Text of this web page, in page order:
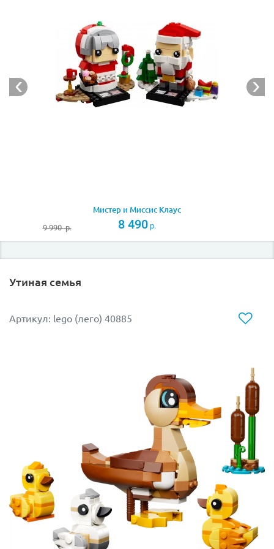
подарок и изысканный способ пожелать поклоннику
кубиков Лего удачи в любое время года! Чтобы
купить набор, свяжитесь с консультантами магазина
любым удобным для вас способом, указанном в
разделе «Контакты». Действует доставка даже в
самые удаленные уголки страны.
Мистер и Миссис Клаус
9 990р. 8 490р.
Утиная семья
Артикул: lego (лего) 40885